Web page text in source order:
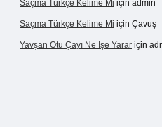
Saçma Türkçe Kelime Mi için admin
Saçma Türkçe Kelime Mi için Çavuş
Yavşan Otu Çayı Ne Işe Yarar için